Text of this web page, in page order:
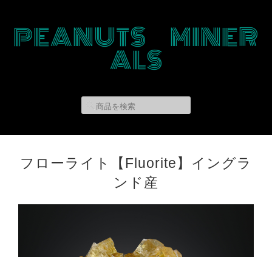
PEANUTS MINER
ALS
フローライト【Fluorite】イングラ
ンド産